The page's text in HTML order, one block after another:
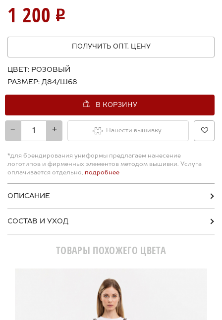
1 200
ПОЛУЧИТЬ ОПТ. ЦЕНУ
ЦВЕТ: РОЗОВЫЙ
РАЗМЕР: Д84/Ш68
+
-
В КОРЗИНУ
Нанести вышивку
*для брендирования униформы предлагаем нанесение
логотипов и фирменных элементов методом вышивки. Услуга
оплачивается отдельно, подробнее
ОПИСАНИЕ
СОСТАВ И УХОД
ТОВАРЫ ПОХОЖЕГО ЦВЕТА